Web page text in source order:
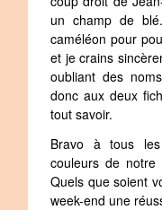
un champ de
caméléon pour
et je crains
oubliant des
donc aux deux
tout savoir.
Bravo à tous
couleurs de
Quels que soient
week-end une